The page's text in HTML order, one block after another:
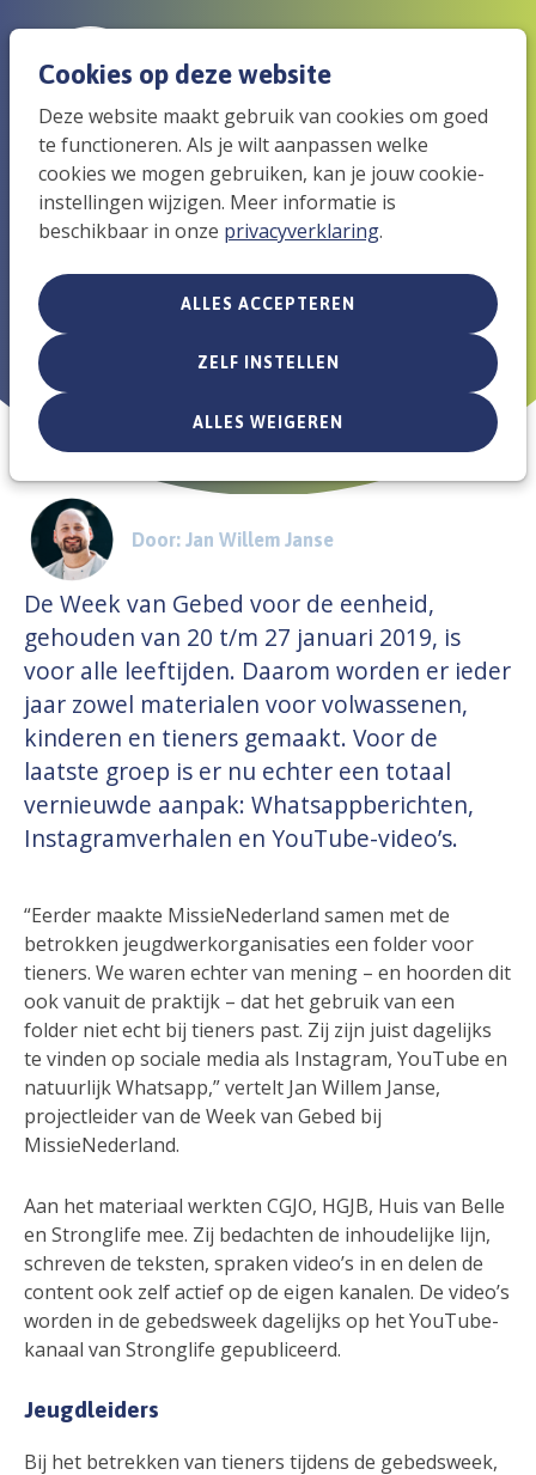
Cookies op deze website
Deze website maakt gebruik van cookies om goed
te functioneren. Als je wilt aanpassen welke
cookies we mogen gebruiken, kan je jouw cookie-
instellingen wijzigen. Meer informatie is
beschikbaar in onze privacyverklaring.
ALLES ACCEPTEREN
ZELF INSTELLEN
ALLES WEIGEREN
naar
de
Tieners beleven Week van
Gebed via Whatsapp,
15 januari 2019
Door: Jan Willem Janse
De Week van Gebed voor de eenheid,
gehouden van 20 t/m 27 januari 2019, is
voor alle leeftijden. Daarom worden er ieder
jaar zowel materialen voor volwassenen,
kinderen en tieners gemaakt. Voor de
laatste groep is er nu echter een totaal
vernieuwde aanpak: Whatsappberichten,
Instagramverhalen en YouTube-video’s.
“Eerder maakte MissieNederland samen met de
betrokken jeugdwerkorganisaties een folder voor
tieners. We waren echter van mening – en hoorden dit
ook vanuit de praktijk – dat het gebruik van een
folder niet echt bij tieners past. Zij zijn juist dagelijks
te vinden op sociale media als Instagram, YouTube en
natuurlijk Whatsapp,” vertelt Jan Willem Janse,
projectleider van de Week van Gebed bij
MissieNederland.
Aan het materiaal werkten CGJO, HGJB, Huis van Belle
en Stronglife mee. Zij bedachten de inhoudelijke lijn,
schreven de teksten, spraken video’s in en delen de
content ook zelf actief op de eigen kanalen. De video’s
worden in de gebedsweek dagelijks op het YouTube-
kanaal van Stronglife gepubliceerd.
Jeugdleiders
Bij het betrekken van tieners tijdens de gebedsweek,